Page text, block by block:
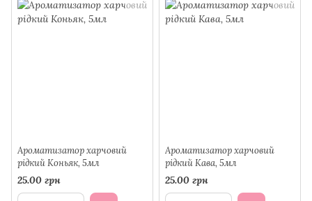
Ароматизатор харчовий
рідкий Коньяк, 5мл
25.00 грн
Ароматизатор харчовий
рідкий Кава, 5мл
25.00 грн